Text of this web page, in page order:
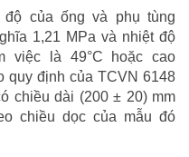
của ống và phụ tùng
1,21 MPa và nhiệt độ
việc là 49°C hoặc cao
quy định của TCVN 6148
chiều dài (200 ± 20) mm
chiều dọc của mẫu đó